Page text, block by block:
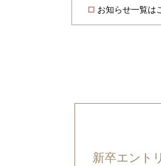
お知らせ一覧は
新卒エント